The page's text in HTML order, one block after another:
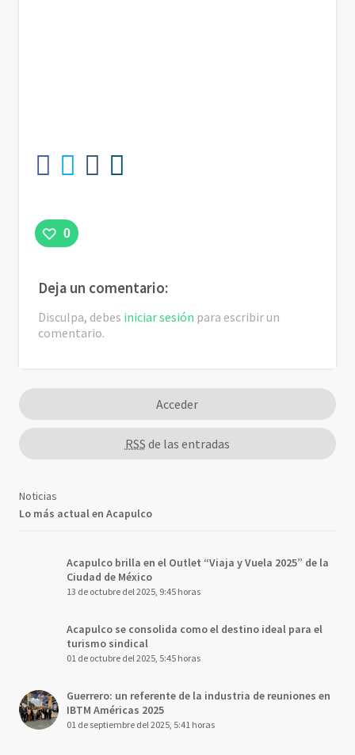
0
Deja un comentario:
Disculpa, debes iniciar sesión para escribir un
comentario.
Acceder
RSS de las entradas
Noticias
Lo más actual en Acapulco
Acapulco brilla en el Outlet “Viaja y Vuela 2025” de la
Ciudad de México
13 de octubre del 2025, 9:45 horas
Acapulco se consolida como el destino ideal para el
turismo sindical
01 de octubre del 2025, 5:45 horas
Guerrero: un referente de la industria de reuniones en
IBTM Américas 2025
01 de septiembre del 2025, 5:41 horas